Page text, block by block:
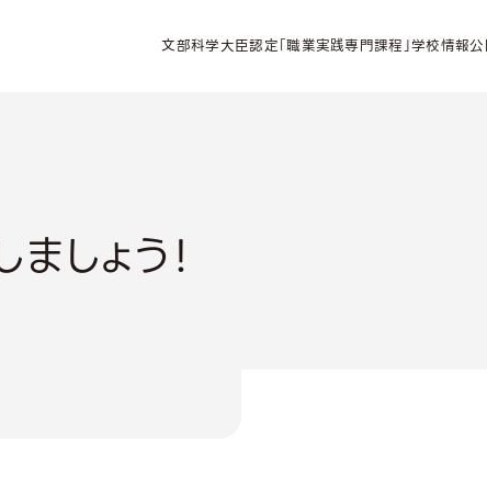
文部科学大臣認定「職業実践専門課程」学校情報
しょう！